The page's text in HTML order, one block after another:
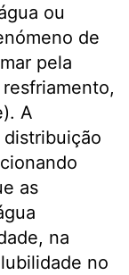
ou
de
pela
A
as
na
no